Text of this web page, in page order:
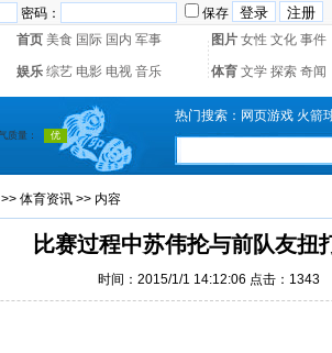
密码：
保存
首页 美食 国际 国内 军事 图片 女性 文化 事件
娱乐 综艺 电影 电视 音乐 体育 文学 探索 奇闻
热门搜索： 网页游戏 火箭
>> 体育资讯 >> 内容
比赛过程中苏伟抡与前队友扭
时间：2015/1/1 14:12:06 点击： 1343